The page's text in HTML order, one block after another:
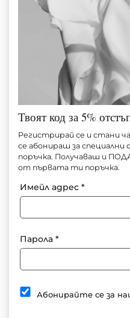
БЛУЗА NUDE
Артикул № М1579
85.00€ (166.25 лв.)
За
Твоят код за 5%
Регистрирай се и стани
се абонираш за специални
поръчка. Получаваш и
от първата ти поръчка.
Имейл адрес*
Парола*
Абонирайте се за